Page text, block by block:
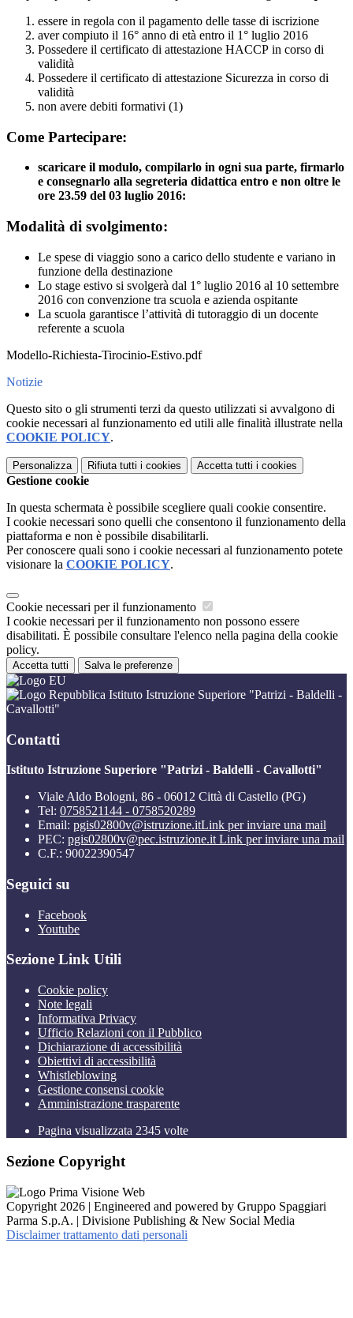
essere in regola con il pagamento delle tasse di iscrizione
aver compiuto il 16° anno di età entro il 1° luglio 2016
Possedere il certificato di attestazione HACCP in corso di
validità
Possedere il certificato di attestazione Sicurezza in corso di
validità
non avere debiti formativi (1)
Come Partecipare:
scaricare il modulo, compilarlo in ogni sua parte, firmarlo
e consegnarlo alla segreteria didattica entro e non oltre le
ore 23.59 del 03 luglio 2016:
Modalità di svolgimento:
Le spese di viaggio sono a carico dello studente e variano in
funzione della destinazione
Lo stage estivo si svolgerà dal 1° luglio 2016 al 10 settembre
2016 con convenzione tra scuola e azienda ospitante
La scuola garantisce l’attività di tutoraggio di un docente
referente a scuola
Modello-Richiesta-Tirocinio-Estivo.pdf
Notizie
Questo sito o gli strumenti terzi da questo utilizzati si avvalgono di
cookie necessari al funzionamento ed utili alle finalità illustrate nella
COOKIE POLICY.
Personalizza Rifiuta tutti i cookies Accetta tutti i cookies
Gestione cookie
In questa schermata è possibile scegliere quali cookie consentire.
I cookie necessari sono quelli che consentono il funzionamento della
piattaforma e non è possibile disabilitarli.
Per conoscere quali sono i cookie necessari al funzionamento potete
visionare la COOKIE POLICY.
Cookie necessari per il funzionamento
I cookie necessari per il funzionamento non possono essere
disabilitati. È possibile consultare l'elenco nella pagina della cookie
policy.
Accetta tutti Salva le preferenze
Istituto Istruzione Superiore "Patrizi - Baldelli -
Cavallotti"
Contatti
Istituto Istruzione Superiore "Patrizi - Baldelli - Cavallotti"
Viale Aldo Bologni, 86 - 06012 Città di Castello (PG)
Tel: 0758521144 - 0758520289
Email: pgis02800v@istruzione.itLink per inviare una mail
PEC: pgis02800v@pec.istruzione.it Link per inviare una mail
C.F.: 90022390547
Seguici su
Facebook
Youtube
Sezione Link Utili
Cookie policy
Note legali
Informativa Privacy
Ufficio Relazioni con il Pubblico
Dichiarazione di accessibilità
Obiettivi di accessibilità
Whistleblowing
Gestione consensi cookie
Amministrazione trasparente
Pagina visualizzata 2345 volte
Sezione Copyright
Copyright 2026 | Engineered and powered by Gruppo Spaggiari
Parma S.p.A. | Divisione Publishing & New Social Media
Disclaimer trattamento dati personali